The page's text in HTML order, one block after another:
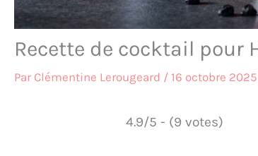
Recette de cocktail pour
Par Clémentine Lerougeard / 16 octobre 2025
4.9/5 - (9 votes)